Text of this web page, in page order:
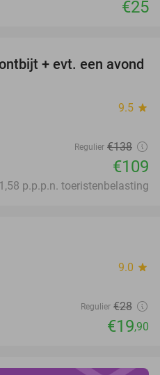
€25
21%
+ evt. een avond
9.5 star
Regulier €138
€109
p.p.p.n. toeristenbelasting
9.0 star
Regulier €28
€19,90